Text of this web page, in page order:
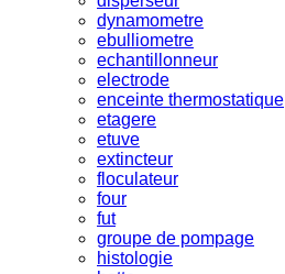
dynamometre
ebulliometre
echantillonneur
electrode
enceinte thermostatique
etagere
etuve
extincteur
floculateur
four
fut
groupe de pompage
histologie